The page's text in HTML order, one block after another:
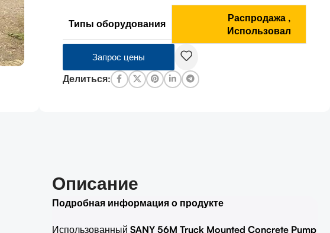
Типы оборудования Распродажа ,
Использовал
Запрос цены
Делиться:
Описание
Подробная информация о продукте
ИспользованныйSANY 56M Truck Mounted Concrete Pump